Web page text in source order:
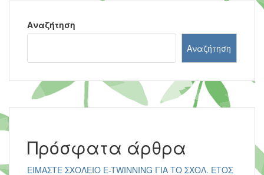
Αναζήτηση
Αναζήτηση
Πρόσφατα άρθρα
ΕΙΜΑΣΤΕ ΣΧΟΛΕΙΟ E-TWINNING ΓΙΑ ΤΟ ΣΧΟΛ. ΕΤΟΣ